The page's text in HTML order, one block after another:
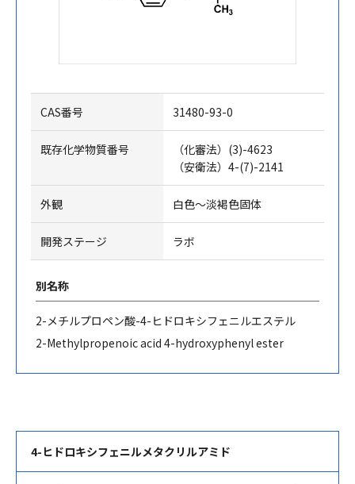
CAS番号 31480-93-0
既存化学物質番号
（化審法）(3)-4623
（安衛法）4-(7)-2141
外観 白色～淡褐色固体
開発ステージ ラボ
別名称
2-メチルプロペン酸-4- ヒドロキシフェニルエステル
2-Methylpropenoic acid 4-hydroxyphenyl ester
4-ヒドロキシフェニルメタクリルアミド